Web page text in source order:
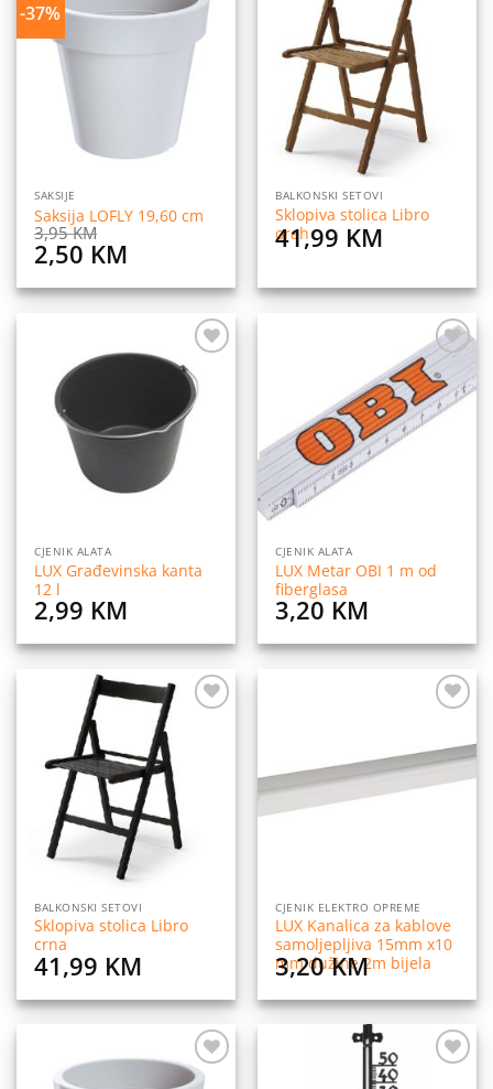
-37%
Dodaj
na
listu
želja
SAKSIJE
Saksija LOFLY 19,60 cm
3,95KM
Original
price
was:
2,50 KM
is:
2,50 KM.
BALKONSKI SETOVI
Sklopiva stolica Libro
orah
41,99 KM
Dodaj
na
listu
želja
CJENIK ALATA
LUX Građevinska kanta
12 l
2,99 KM
Dodaj
na
listu
želja
CJENIK ALATA
LUX Metar OBI 1 m od
fiberglasa
3,20 KM
BALKONSKI SETOVI
Sklopiva stolica Libro
crna
41,99 KM
listu
želja
CJENIK ELEKTRO OPREME
LUX Kanalica za kablove
samoljepljiva 15mm x10
mm dužine 2m bijela
3,20KM
Dodaj